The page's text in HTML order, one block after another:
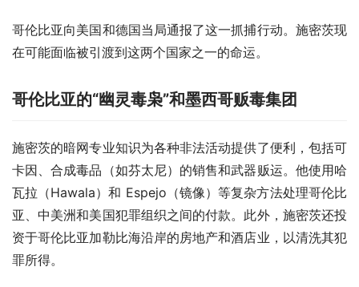
哥伦比亚向美国和德国当局通报了这一抓捕行动。施密茨现
在可能面临被引渡到这两个国家之一的命运。
哥伦比亚的“幽灵毒枭”和墨西哥贩毒集团
施密茨的暗网专业知识为各种非法活动提供了便利，包括可
卡因、合成毒品（如芬太尼）的销售和武器贩运。他使用哈
瓦拉（Hawala）和 Espejo（镜像）等复杂方法处理哥伦比
亚、中美洲和美国犯罪组织之间的付款。此外，施密茨还投
资于哥伦比亚加勒比海沿岸的房地产和酒店业，以清洗其犯
罪所得。